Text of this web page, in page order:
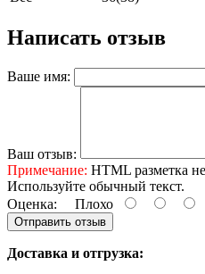
Написать отзыв
Ваше имя:
Ваш отзыв:
Примечание: HTML разметка
Используйте обычный текст.
Оценка: Плохо
Отправить отзыв
Доставка и отгрузка: